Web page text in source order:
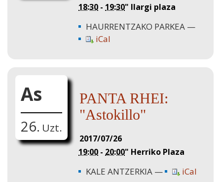
18:30 - 19:30" Ilargi plaza
HAURRENTZAKO PARKEA
iCal
As
26. Uzt.
PANTA RHEI:
"Astokillo"
2017/07/26
19:00 - 20:00" Herriko Plaza
KALE ANTZERKIA iCal